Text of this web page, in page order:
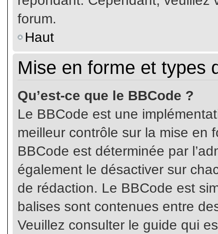
forum.
Haut
Mise en forme et types
Qu’est-ce que le BBCode ?
Le BBCode est une
meilleur contrôle sur la mise en
BBCode est déterminée par
également le désactiver sur
de rédaction. Le BBCode est
balises sont contenues entre
Veuillez consulter le guide qui